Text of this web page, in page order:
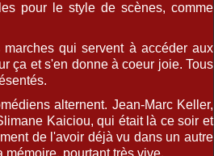
pour le style de scènes, comme
qui servent à accéder aux
ça et s'en donne à coeur joie. Tous
alternent. Jean-Marc Keller,
Kaiciou, qui était là ce soir et
de l'avoir déjà vu dans un autre
pourtant très vive.